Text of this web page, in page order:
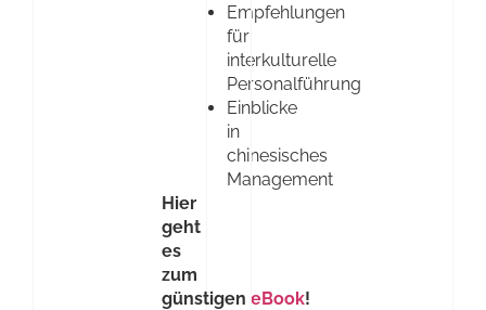
Empfehlungen
für
interkulturelle
Personalführung
Einblicke
in
chinesisches
Management
Hier
geht
es
zum
günstigen eBook!